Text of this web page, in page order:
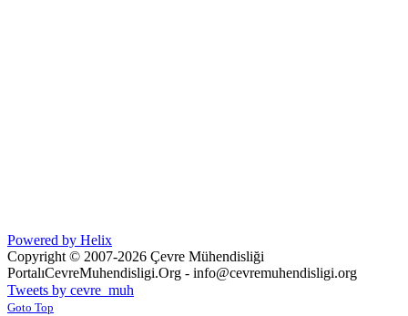
Powered by Helix
Copyright © 2007-2026 Çevre Mühendisliği
PortalıCevreMuhendisligi.Org - info@cevremuhendisligi.org
Joomla! 3 Templates
Tweets by cevre_muh
Goto Top